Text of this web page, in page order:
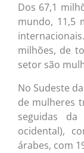
Dos 67,1
mundo, 11,5
milhões, de
setor são
No Sudeste
de mulheres
seguidas
ocidental),
árabes, com